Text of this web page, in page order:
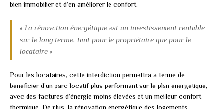
bien immobilier et d’en améliorer le confort.
« La rénovation énergétique est un investissement rentable
sur le long terme, tant pour le propriétaire que pour le
locataire »
Pour les locataires, cette interdiction permettra à terme de
bénéficier d’un parc locatif plus performant sur le plan énergétique,
avec des factures d’énergie moins élevées et un meilleur confort
thermique. De plus, la rénovation énergétique des logements